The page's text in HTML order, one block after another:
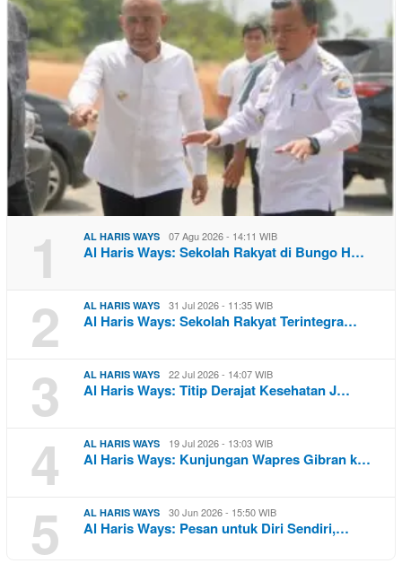
1 AL HARIS WAYS 07 Agu 2026 - 14:11 WIB
Al Haris Ways: Sekolah Rakyat di Bungo H…
2 AL HARIS WAYS 31 Jul 2026 - 11:35 WIB
Al Haris Ways: Sekolah Rakyat Terintegra…
3 AL HARIS WAYS 22 Jul 2026 - 14:07 WIB
Al Haris Ways: Titip Derajat Kesehatan J…
4 AL HARIS WAYS 19 Jul 2026 - 13:03 WIB
Al Haris Ways: Kunjungan Wapres Gibran k…
5 AL HARIS WAYS 30 Jun 2026 - 15:50 WIB
Al Haris Ways: Pesan untuk Diri Sendiri,…